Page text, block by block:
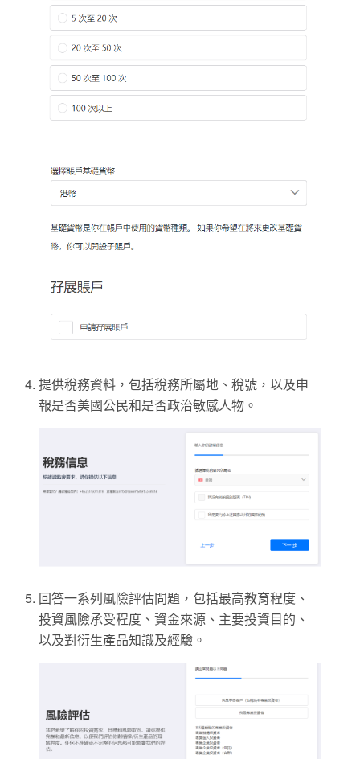
提供稅務資料，包括稅務所屬地、稅號，以及申
報是否美國公民和是否政治敏感人物。
回答一系列風險評估問題，包括最高教育程度、
投資風險承受程度、資金來源、主要投資目的、
以及對衍生產品知識及經驗。